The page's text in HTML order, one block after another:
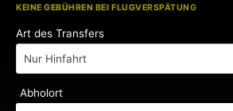
KOSTENLOSE KINDERSITZE
KEINE GEBÜHREN BEI FLUGVERSPÄTUNG
Art des Transfers
Abholort